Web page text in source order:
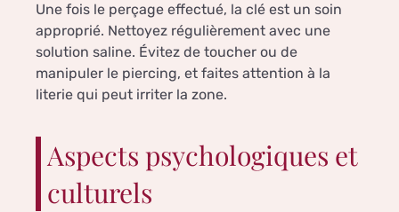
Une fois le perçage effectué, la clé est un soin
approprié. Nettoyez régulièrement avec une
solution saline. Évitez de toucher ou de
manipuler le piercing, et faites attention à la
literie qui peut irriter la zone.
Aspects psychologiques et
culturels